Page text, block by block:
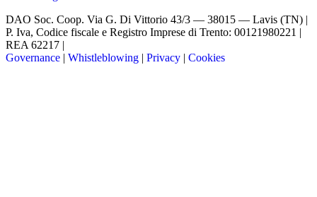
DAO Soc. Coop. Via G. Di Vittorio 43/3 — 38015 — Lavis (TN) |
P. Iva, Codice fiscale e Registro Imprese di Trento: 00121980221 |
REA 62217 |
Governance | Whistleblowing | Privacy | Cookies